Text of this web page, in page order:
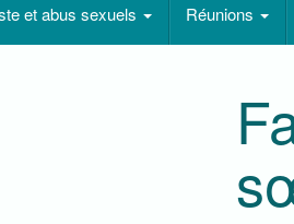
et abus sexuels Réunions